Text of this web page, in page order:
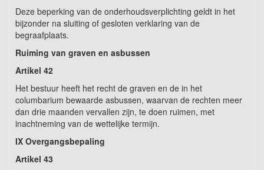
Deze beperking van de onderhoudsverplichting geldt in het
bijzonder na sluiting of gesloten verklaring van de
begraafplaats.
Ruiming van graven en asbussen
Artikel 42
Het bestuur heeft het recht de graven en de in het
columbarium bewaarde asbussen, waarvan de rechten meer
dan drie maanden vervallen zijn, te doen ruimen, met
inachtneming van de wettelijke termijn.
IX Overgangsbepaling
Artikel 43